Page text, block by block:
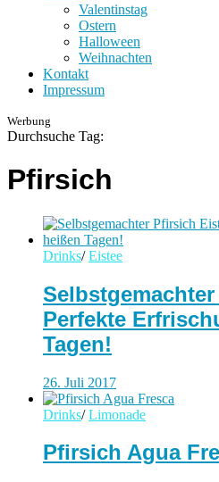
Valentinstag
Ostern
Halloween
Weihnachten
Kontakt
Impressum
Werbung
Durchsuche Tag:
Pfirsich
Drinks/ Eistee
Perfekte
Tagen!
26. Juli 2017
Drinks/ Limonade
Pfirsich Agua